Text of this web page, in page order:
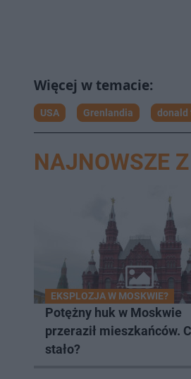
USA Grenlandia donald
NAJNOWSZE
EKSPLOZJA W MOSKWIE?
Potężny huk w Moskwie
przeraził mieszkańców.
stało?